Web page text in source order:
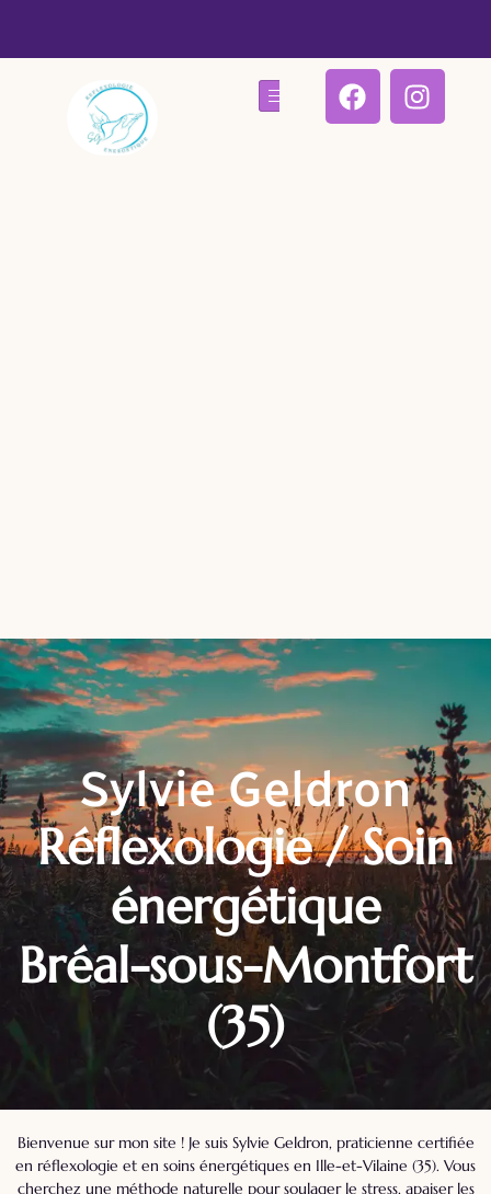
Sylvie Geldron
Réflexologie / Soin
énergétique
Bréal-sous-Montfort
(35)
Bienvenue sur mon site ! Je suis Sylvie Geldron, praticienne certifiée
en réflexologie et en soins énergétiques en Ille-et-Vilaine (35). Vous
cherchez une méthode naturelle pour soulager le stress, apaiser les